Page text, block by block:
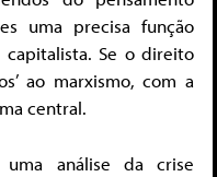
uma precisa função
Se o direito
ao marxismo, com a
central.
análise da crise